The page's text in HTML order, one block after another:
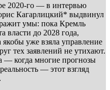
2020-го — в интервью
Кагарлицкий* выдвинул
умы: пока Кремль
власти до 2028 года,
уже взяла управление
тех заявлений не утихают.
— когда многие прогнозы
— этот взгляд